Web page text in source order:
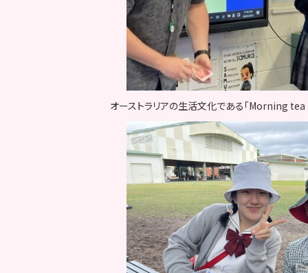
オーストラリアの生活文化である「Morning tea